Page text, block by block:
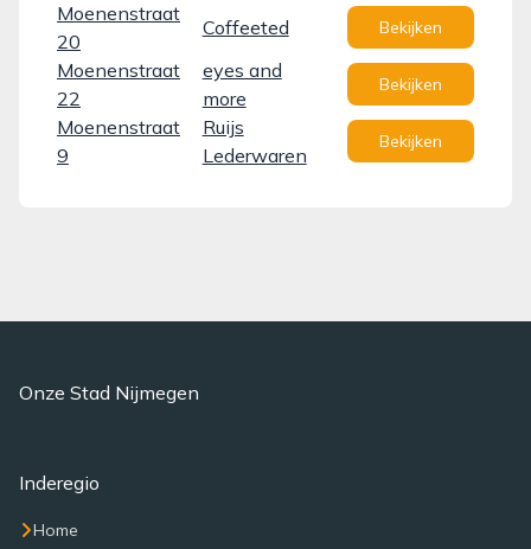
Moenenstraat
20
Coffeeted Bekijken
Moenenstraat
22
eyes and
more
Bekijken
Moenenstraat
9
Ruijs
Lederwaren
Bekijken
Onze Stad Nijmegen
Inderegio
Home